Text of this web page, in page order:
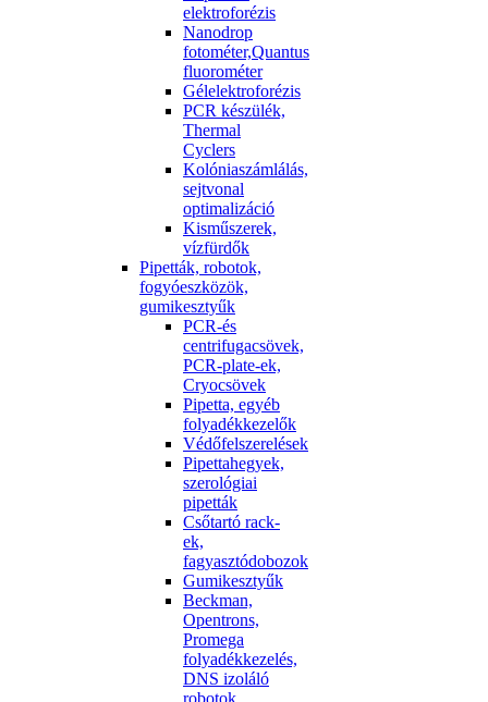
elektroforézis
Nanodrop
fotométer,Quantus
fluorométer
Gélelektroforézis
PCR készülék,
Thermal
Cyclers
Kolóniaszámlálás,
sejtvonal
optimalizáció
Kisműszerek,
vízfürdők
Pipetták, robotok,
fogyóeszközök,
gumikesztyűk
PCR-és
centrifugacsövek,
PCR-plate-ek,
Cryocsövek
Pipetta, egyéb
folyadékkezelők
Védőfelszerelések
Pipettahegyek,
szerológiai
pipetták
Csőtartó rack-
ek,
fagyasztódobozok
Gumikesztyűk
Beckman,
Opentrons,
Promega
folyadékkezelés,
DNS izoláló
robotok